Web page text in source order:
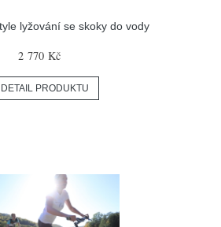
lyžování se skoky do vody
2 770 Kč
DETAIL PRODUKTU